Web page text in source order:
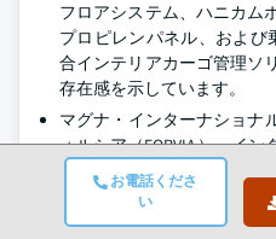
お電話くださ
い
フロアシステム、ハニカム
プロピレンパネル、および
合インテリアカーゴ管理ソ
存在感を示しています。
マグナ・インターナショナ
ォルシア（FORVIA）、イ
ィブ・コンポーネンツ（
ュク、アディエントは、軽
ア構造、耐久性のあるカー